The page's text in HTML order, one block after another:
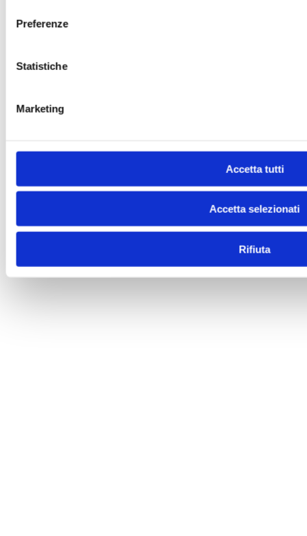
Preferenze
Statistiche
Marketing
Accetta tutti
Accetta selezionati
Rifiuta